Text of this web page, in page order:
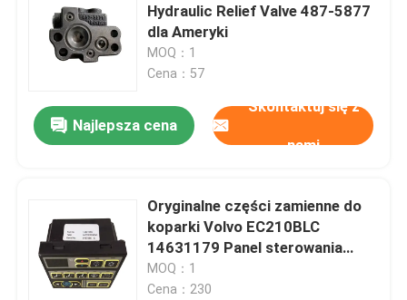
Hydraulic Relief Valve 487-5877
dla Ameryki
MOQ：1
Cena：57
Najlepsza cena
Skontaktuj się z
nami
Oryginalne części zamienne do
koparki Volvo EC210BLC
14631179 Panel sterowania
klimatyzacją do wymiany
MOQ：1
Cena：230